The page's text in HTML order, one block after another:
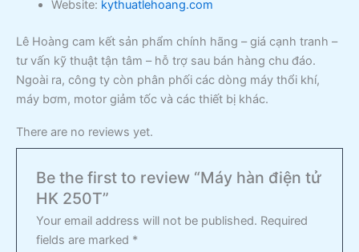
Website: kythuatlehoang.com
Lê Hoàng cam kết sản phẩm chính hãng – giá cạnh tranh –
tư vấn kỹ thuật tận tâm – hỗ trợ sau bán hàng chu đáo.
Ngoài ra, công ty còn phân phối các dòng máy thổi khí,
máy bơm, motor giảm tốc và các thiết bị khác.
There are no reviews yet.
Be the first to review “Máy hàn điện tử
HK 250T”
Your email address will not be published. Required
fields are marked *